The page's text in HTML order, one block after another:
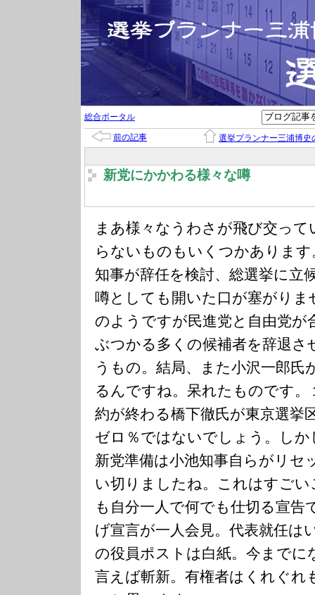
総合ポータル
前の記事 選挙プランナー三浦博史
新党にかかわる様々な噂
まあ様々なうわさが飛び交っ
らないものもいくつかありま
知事が辞任を検討、総選挙に立
噂としても開いた口が塞がり
のようですが民進党と自由党が
ぶつかる多くの候補者を辞退さ
うもの。結局、また小沢一郎氏
るんですね。呆れたものです
約が終わる橋下徹氏が東京選挙
ゼロ％ではないでしょう。しか
新党準備は小池知事自らがリセ
い切りましたね。これはすご
も自分一人で何でも仕切る宣告
げ宣言が一人会見。代表就任は
の役員ポストは白紙。今までに
言えば斬新。有権者はくれぐれ